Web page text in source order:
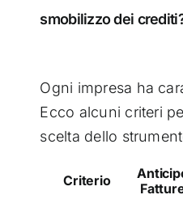
smobilizzo dei
Ogni impresa ha
Ecco alcuni criteri
scelta dello
Criterio